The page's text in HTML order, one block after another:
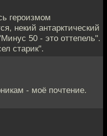
героизмом
некий антарктический
50 - это оттепель".
старик".
- моё почтение.